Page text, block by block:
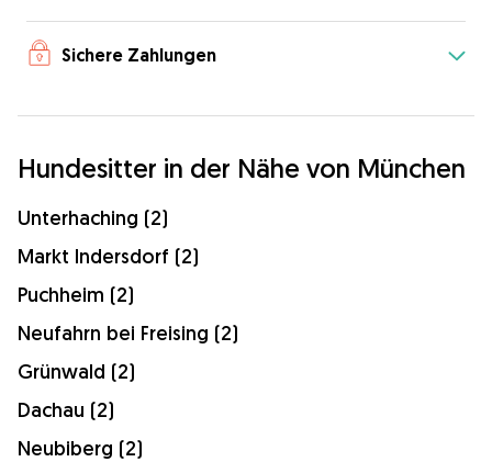
Sichere Zahlungen
Hundesitter in der Nähe von München
Unterhaching (2)
Markt Indersdorf (2)
Puchheim (2)
Neufahrn bei Freising (2)
Grünwald (2)
Dachau (2)
Neubiberg (2)